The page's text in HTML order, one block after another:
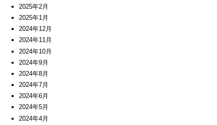
2025年2月
2025年1月
2024年12月
2024年11月
2024年10月
2024年9月
2024年8月
2024年7月
2024年6月
2024年5月
2024年4月